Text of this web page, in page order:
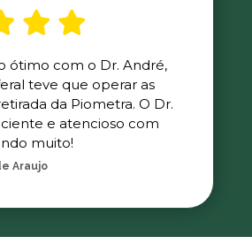
ótimo com o Dr. André,
teve que operar as
da Piometra. O Dr.
e atencioso com
muito!
Araujo